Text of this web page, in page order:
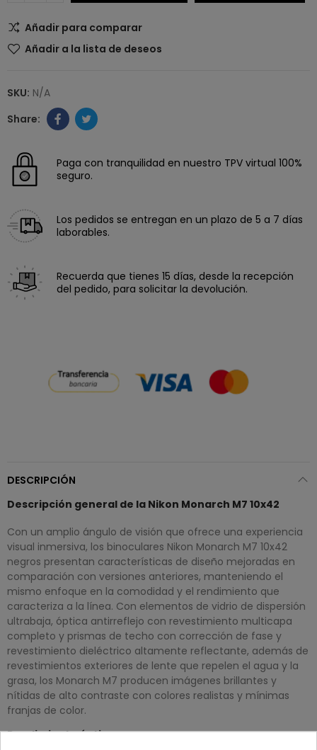
Añadir para comparar
Añadir a la lista de deseos
SKU: N/A
Paga con tranquilidad en nuestro TPV virtual 100%
seguro.
Los pedidos se entregan en un plazo de 5 a 7 días
laborables.
Recuerda que tienes 15 días, desde la recepción
del pedido, para solicitar la devolución.
DESCRIPCIÓN
Descripción general de la Nikon Monarch M7 10x42
Con un amplio ángulo de visión que ofrece una experiencia
visual inmersiva, los binoculares Nikon Monarch M7 10x42
negros presentan características de diseño mejoradas en
comparación con versiones anteriores, manteniendo el
mismo enfoque en la comodidad y el rendimiento que
caracteriza a la línea. Con elementos de vidrio de dispersión
ultrabaja, óptica antirreflejo con revestimiento multicapa
completo y prismas de techo con corrección de fase y
revestimiento dieléctrico altamente reflectante, además de
revestimientos exteriores de lente que repelen el agua y la
grasa, los Monarch M7 producen imágenes brillantes y
nítidas de alto contraste con colores realistas y mínimas
franjas de color.
Rendimiento óptico